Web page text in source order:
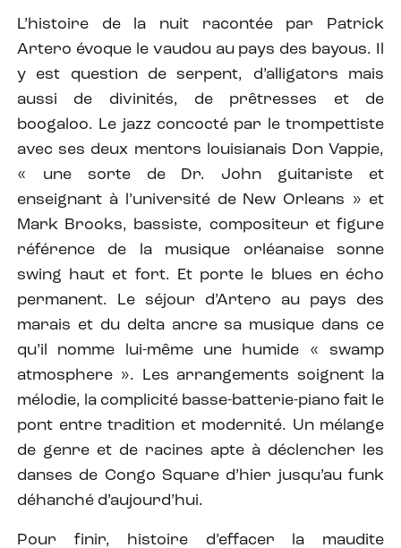
L’histoire de la nuit racontée par Patrick
Artero évoque le vaudou au pays des bayous. Il
y est question de serpent, d’alligators mais
aussi de divinités, de prêtresses et de
boogaloo. Le jazz concocté par le trompettiste
avec ses deux mentors louisianais Don Vappie,
« une sorte de Dr. John guitariste et
enseignant à l’université de New Orleans » et
Mark Brooks, bassiste, compositeur et figure
référence de la musique orléanaise sonne
swing haut et fort. Et porte le blues en écho
permanent. Le séjour d’Artero au pays des
marais et du delta ancre sa musique dans ce
qu’il nomme lui-même une humide « swamp
atmosphere ». Les arrangements soignent la
mélodie, la complicité basse-batterie-piano fait le
pont entre tradition et modernité. Un mélange
de genre et de racines apte à déclencher les
danses de Congo Square d’hier jusqu’au funk
déhanché d’aujourd’hui.
Pour finir, histoire d’effacer la maudite